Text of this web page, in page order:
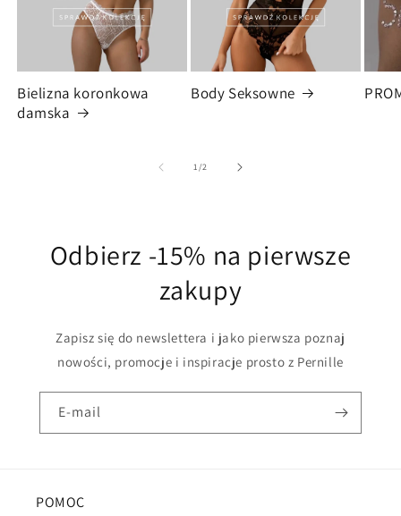
Bielizna koronkowa
damska
Body Seksowne
1/z2
Odbierz -15% na pierwsze
zakupy
Zapisz się do newslettera i jako pierwsza poznaj
nowości, promocje i inspiracje prosto z Pernille
E-mail
POMOC